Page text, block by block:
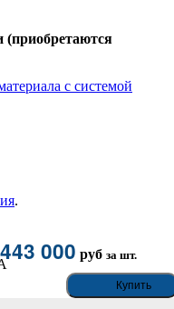
(приобретаются
с системой
.
443 000 руб за шт.